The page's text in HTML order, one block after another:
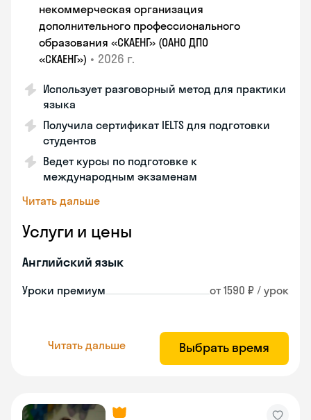
некоммерческая организация
дополнительного профессионального
образования «СКАЕНГ» (ОАНО ДПО
«СКАЕНГ») • 2026 г.
Использует разговорный метод для практики
языка
Получила сертификат IELTS для подготовки
студентов
Ведет курсы по подготовке к
международным экзаменам
Читать дальше
Услуги и цены
Английский язык
Уроки премиум от 1590 ₽ / урок
Читать дальше Выбрать время